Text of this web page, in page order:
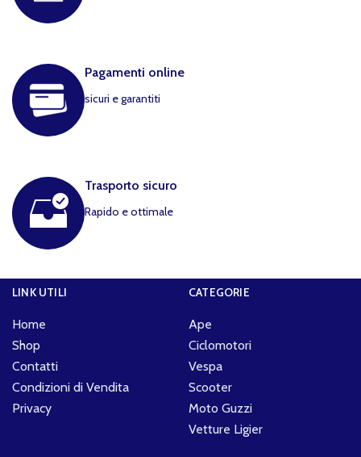
Pagamenti online
sicuri e garantiti
Trasporto sicuro
Rapido e ottimale
LINK UTILI
Home
Shop
Contatti
Condizioni di Vendita
Privacy
CATEGORIE
Ape
Ciclomotori
Vespa
Scooter
Moto Guzzi
Vetture Ligier